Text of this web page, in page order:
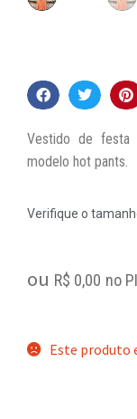
Vestido de festa
modelo hot pants.
Verifique o
ou R$ 0,00 no
Este produto